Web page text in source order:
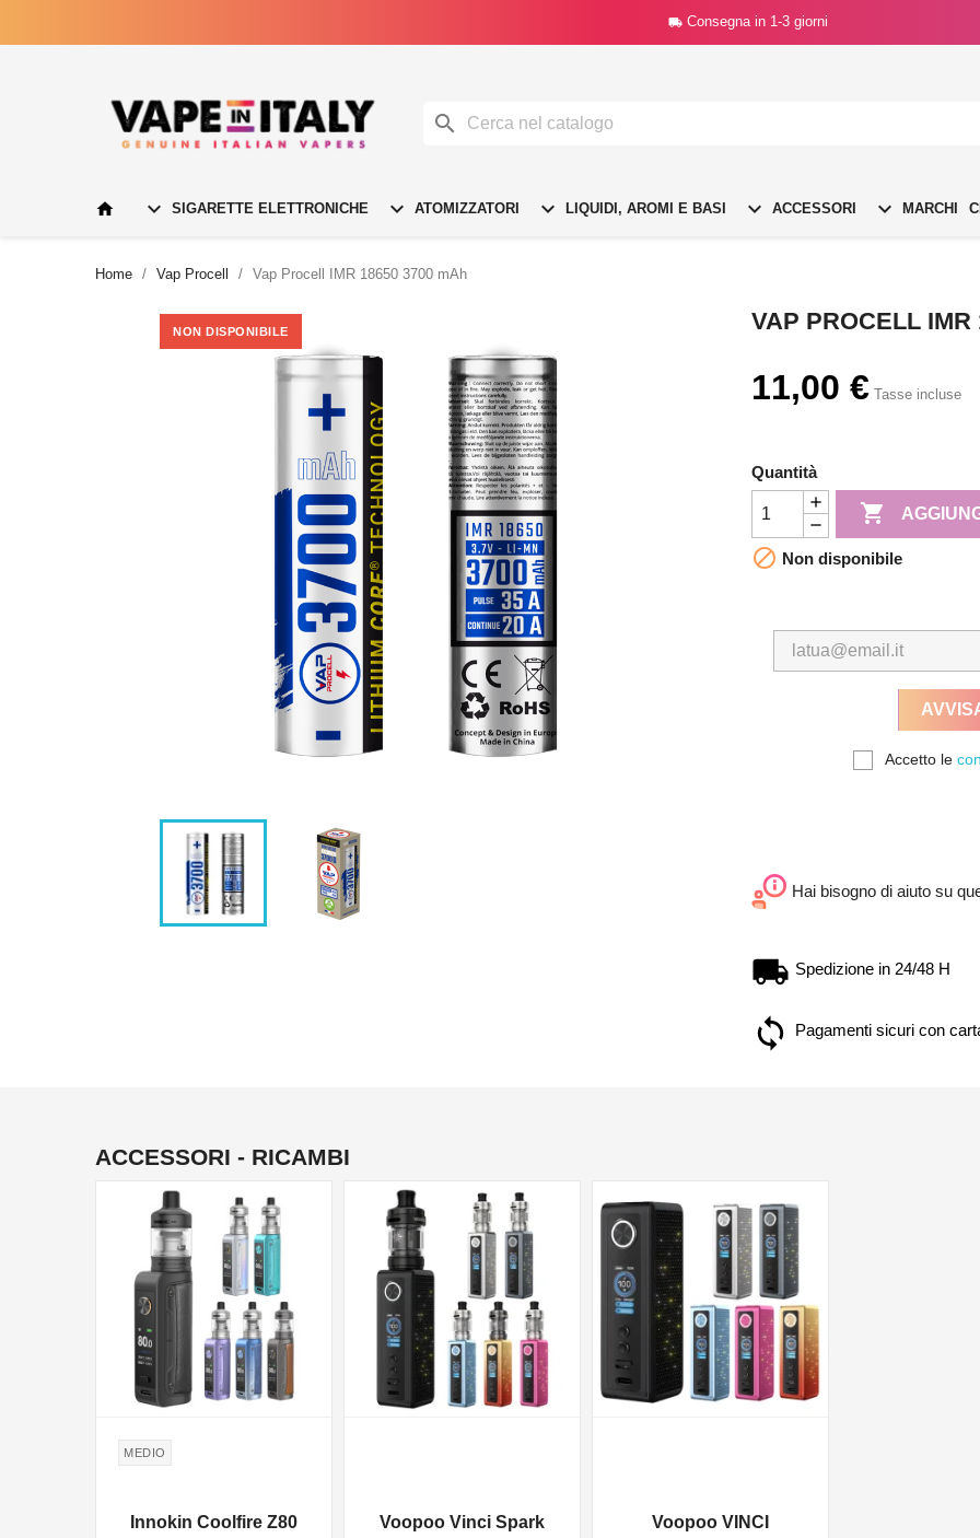
 Consegna in 1-3 giorni

  SIGARETTE ELETTRONICHE  ATOMIZZATORI  LIQUIDI, AROMI E BASI  ACCESSORI  MARCHI
Home Vap Procell Vap Procell IMR 18650 3700 mAh
NON DISPONIBILE VAP PROCELL IMR
11,00 € Tasse incluse
Quantità

 Non disponibile
Accetto le
Hai bisogno di aiuto su
Spedizione in 24/48 H
Pagamenti sicuri con
ACCESSORI - RICAMBI
MEDIO
Innokin Coolfire Z80
Voopoo Vinci Spark
Voopoo VINCI